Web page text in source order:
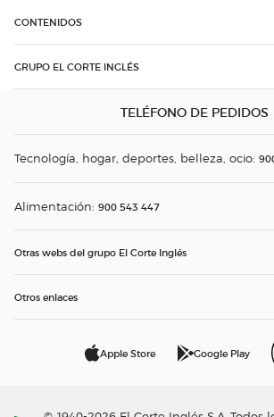
CONTENIDOS
GRUPO EL CORTE INGLÉS
TELÉFONO DE PEDIDOS
Tecnología, hogar, deportes, belleza, ocio:
Alimentación: 900 543 447
Otras webs del grupo El Corte Inglés
Otros enlaces
Apple Store Google Play